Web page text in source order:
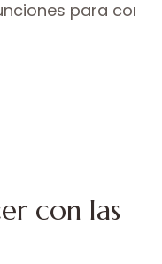
para
con las